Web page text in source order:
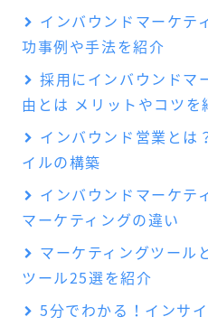
インバウンドマーケ
功事例や手法を紹介
採用にインバウンドマ
由とは メリットやコツを
インバウンド営業とは
イルの構築
インバウンドマーケテ
マーケティングの違い
マーケティングツール
ツール25選を紹介
5分でわかる！インサ